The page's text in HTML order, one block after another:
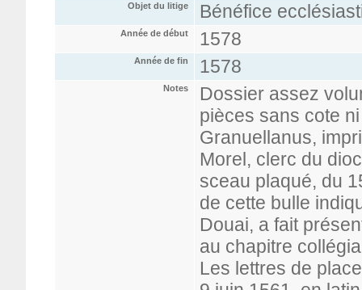
Objet du litige Bénéfice
Année de début 1578
Année de fin 1578
Notes
Dossier assez
pièces sans cote
Granuellanus,
Morel, clerc du
sceau plaqué, du
de cette bulle
Douai, a fait
au chapitre
Les lettres de